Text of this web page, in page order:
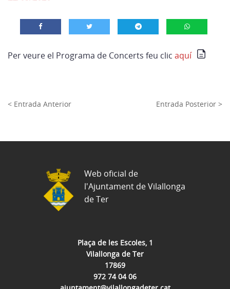
Per veure el Programa de Concerts feu clic aquí
< Entrada Anterior Entrada Posterior >
Plaça de les Escoles, 1
Vilallonga de Ter
17869
972 74 04 06
Web oficial de
l'Ajuntament de Vilallonga
de Ter